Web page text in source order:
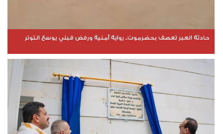
حادثة العبر تعصف بحضرموت.. رواية أمنية ورفض قبلي يوسع التوتر